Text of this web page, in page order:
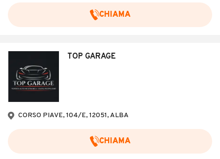
CHIAMA
TOP GARAGE
CORSO PIAVE, 104/E, 12051, ALBA
CHIAMA